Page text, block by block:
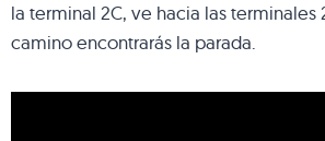
la terminal 2C, ve hacia las terminales
camino encontrarás la parada.